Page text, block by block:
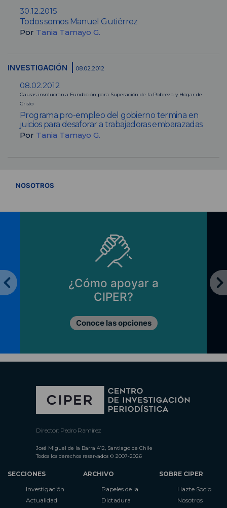
30.12.2015
Todos somos Manuel Gutiérrez
Por Tania Tamayo G.
INVESTIGACIÓN 08.02.2012
08.02.2012
Causas involucran a Fundación para Superación de la Pobreza y Hogar de
Cristo
Programa pro-empleo del gobierno termina en
juicios para desaforar a trabajadoras embarazadas
Por Tania Tamayo G.
NOSOTROS
¿Cómo apoyar a
CIPER?
Conoce las opciones
Director: Pedro Ramírez
José Miguel de la Barra 412, Santiago de Chile
Todos los derechos reservados © 2007-2026
SECCIONES
Investigación
Actualidad
ARCHIVO
Papeles de la
Dictadura
SOBRE CIPER
Hazte Socio
Nosotros